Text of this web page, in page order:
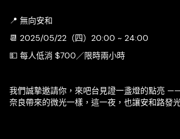
📍 無向安和
📆 2025/05/22（四）20:00 ~ 24:00
💵 每人低消 $700／限時兩小時
我們誠摯邀請你，來吧台見證一盞燈的點亮
奈良帶來的微光一樣，這一夜，也讓安和路發